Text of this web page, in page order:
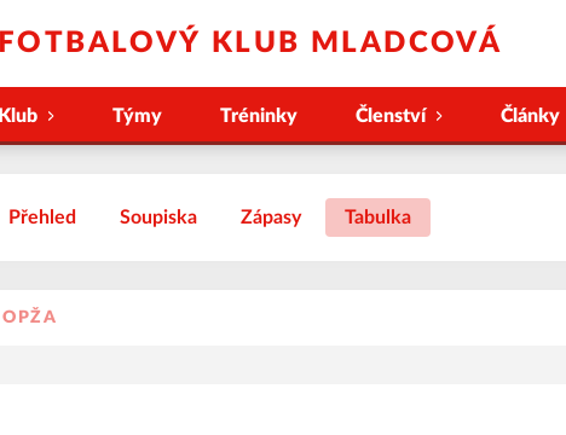
FOTBALOVÝ KLUB MLADCOVÁ
Klub Týmy Tréninky Členství Články
Přehled Soupiska Zápasy Tabulka
OPŽA